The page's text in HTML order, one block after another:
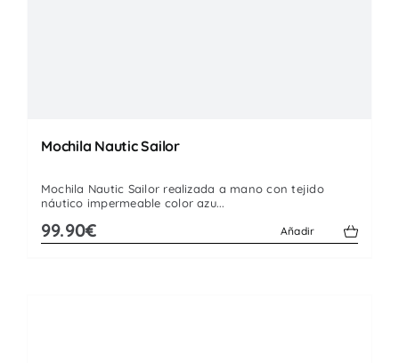
Mochila Nautic Sailor
Mochila Nautic Sailor realizada a mano con tejido
náutico impermeable color azu...
99.90€ Añadir